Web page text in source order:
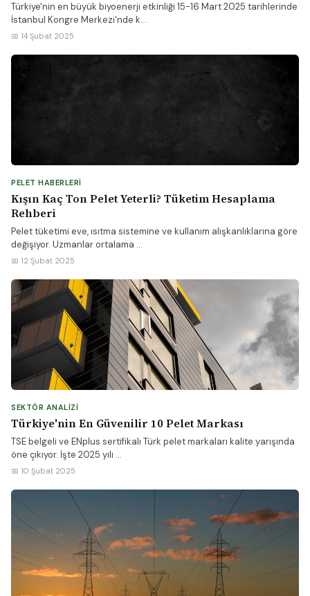
Türkiye'nin en büyük biyoenerji etkinliği 15-16 Mart 2025 tarihlerinde
İstanbul Kongre Merkezi'nde k...
📅 14 Şubat 2025
PELET HABERLERI
Kışın Kaç Ton Pelet Yeterli? Tüketim Hesaplama
Rehberi
Pelet tüketimi eve, ısıtma sistemine ve kullanım alışkanlıklarına göre
değişiyor. Uzmanlar ortalama ...
📅 12 Şubat 2025
SEKTÖR ANALIZI
Türkiye'nin En Güvenilir 10 Pelet Markası
TSE belgeli ve ENplus sertifikalı Türk pelet markaları kalite yarışında
öne çıkıyor. İşte 2025 yılı ...
📅 10 Şubat 2025